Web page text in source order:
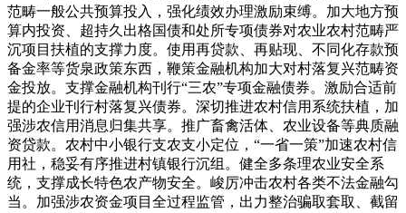
范畴一般公共预算投入，强化绩效办理激励束缚。加大地方预
算内投资、超持久出格国债和处所专项债券对农业农村范畴严
沉项目扶植的支撑力度。使用再贷款、再贴现、不同化存款预
备金率等货泉政策东西，鞭策金融机构加大对村落复兴范畴资
金投放。支撑金融机构刊行“三农”专项金融债券。激励合适前
提的企业刊行村落复兴债券。深切推进农村信用系统扶植，加
强涉农信用消息归集共享。推广畜禽活体、农业设备等典质融
资贷款。农村中小银行支农支小定位，“一省一策”加速农村信
用社，稳妥有序推进村镇银行沉组。健全多条理农业安全系
统，支撑成长特色农产物安全。峻厉冲击农村各类不法金融勾
当。加强涉农资金项目全过程监管，出力整治骗取套取、截留